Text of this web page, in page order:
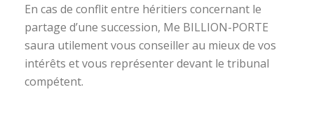
En cas de conflit entre héritiers concernant le
partage d’une succession, Me BILLION-PORTE
saura utilement vous conseiller au mieux de vos
intérêts et vous représenter devant le tribunal
compétent.